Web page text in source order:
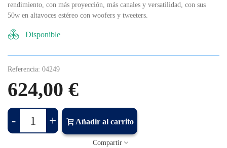
rendimiento, con más proyección, más canales y versatilidad, con sus
50w en altavoces estéreo con woofers y tweeters.
Disponible
Referencia: 04249
624,00 €
- + Añadir al carrito
Compartir